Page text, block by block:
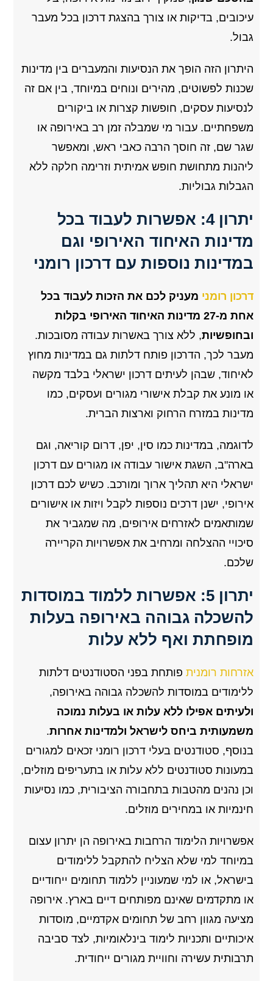
עיכובים, בדיקות או צורך בהצגת דרכון בכל מעבר
גבול.
היתרון הזה הופך את הנסיעות והמעברים בין מדינות
שכנות לפשוטים, מהירים ונוחים במיוחד, בין אם זה
לנסיעות עסקים, חופשות קצרות או ביקורים
משפחתיים. עבור מי שמבלה זמן רב באירופה או
שגר שם, זה חוסך הרבה כאבי ראש, ומאפשר
ליהנות מתחושת חופש אמיתית וזרימה חלקה ללא
הגבלות גבוליות.
יתרון 4: אפשרות לעבוד בכל
מדינות האיחוד האירופי וגם
במדינות נוספות עם דרכון רומני
דרכון רומני מעניק לכם את הזכות לעבוד בכל
אחת מ-27 מדינות האיחוד האירופי בקלות
ובחופשיות, ללא צורך באשרות עבודה מסובכות.
מעבר לכך, הדרכון פותח דלתות גם במדינות מחוץ
לאיחוד, שבהן לעיתים דרכון ישראלי בלבד מקשה
או מונע את קבלת אישורי מגורים ועסקים, כמו
מדינות במזרח הרחוק וארצות הברית.
לדוגמה, במדינות כמו סין, יפן, דרום קוריאה, וגם
בארה"ב, השגת אישור עבודה או מגורים עם דרכון
ישראלי היא תהליך ארוך ומורכב. כשיש לכם דרכון
אירופי, ישנן דרכים נוספות לקבל ויזות או אישורים
שמותאמים לאזרחים אירופים, מה שמגביר את
סיכויי ההצלחה ומרחיב את אפשרויות הקריירה
שלכם.
יתרון 5: אפשרות ללמוד במוסדות
להשכלה גבוהה באירופה בעלות
מופחתת ואף ללא עלות
אזרחות רומנית פותחת בפני הסטודנטים דלתות
ללימודים במוסדות להשכלה גבוהה באירופה,
ולעיתים אפילו ללא עלות או בעלות נמוכה
משמעותית ביחס לישראל ולמדינות אחרות.
בנוסף, סטודנטים בעלי דרכון רומני זכאים למגורים
במעונות סטודנטים ללא עלות או בתעריפים מוזלים,
וכן נהנים מהטבות בתחבורה הציבורית, כמו נסיעות
חינמיות או במחירים מוזלים.
אפשרויות הלימוד הרחבות באירופה הן יתרון עצום
במיוחד למי שלא הצליח להתקבל ללימודים
בישראל, או למי שמעוניין ללמוד תחומים ייחודיים
או מתקדמים שאינם מפותחים דיים בארץ. אירופה
מציעה מגוון רחב של תחומים אקדמיים, מוסדות
איכותיים ותכניות לימוד בינלאומיות, לצד סביבה
תרבותית עשירה וחוויית מגורים ייחודית.